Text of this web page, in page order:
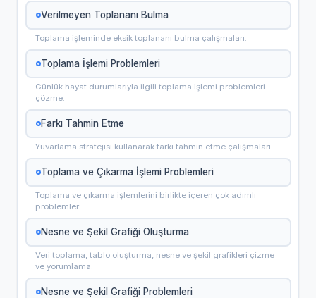
Verilmeyen Toplananı Bulma
Toplama işleminde eksik toplananı bulma çalışmaları.
Toplama İşlemi Problemleri
Günlük hayat durumlarıyla ilgili toplama işlemi problemleri
çözme.
Farkı Tahmin Etme
Yuvarlama stratejisi kullanarak farkı tahmin etme çalışmaları.
Toplama ve Çıkarma İşlemi Problemleri
Toplama ve çıkarma işlemlerini birlikte içeren çok adımlı
problemler.
Nesne ve Şekil Grafiği Oluşturma
Veri toplama, tablo oluşturma, nesne ve şekil grafikleri çizme
ve yorumlama.
Nesne ve Şekil Grafiği Problemleri